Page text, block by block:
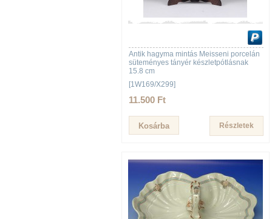
Antik hagyma mintás Meisseni porcelán
süteményes tányér készletpótlásnak
15.8 cm
[1W169/X299]
11.500 Ft
Részletek